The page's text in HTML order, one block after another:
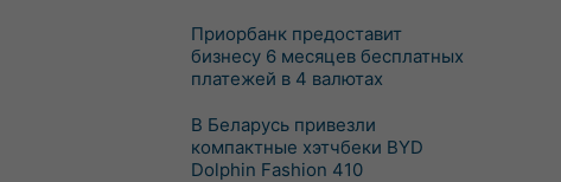
Приорбанк предоставит
бизнесу 6 месяцев бесплатных
платежей в 4 валютах
В Беларусь привезли
компактные хэтчбеки BYD
Dolphin Fashion 410